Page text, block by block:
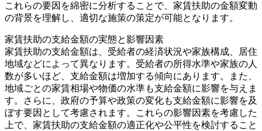
これらの要因を綿密に分析することで、家賃扶助の金額変動
の背景を理解し、適切な施策の策定が可能となります。
家賃扶助の支給金額の実態と影響因素
家賃扶助の支給金額は、受給者の経済状況や家族構成、居住
地域などによって異なります。受給者の所得水準や家族の人
数が多いほど、支給金額は増加する傾向にあります。また、
地域ごとの家賃相場や物価の水準も支給金額に影響を与えま
す。さらに、政府の予算や政策の変化も支給金額に影響を及
ぼす要因として考慮されます。これらの影響因素を考慮した
上で、家賃扶助の支給金額の適正化や公平性を検討すること